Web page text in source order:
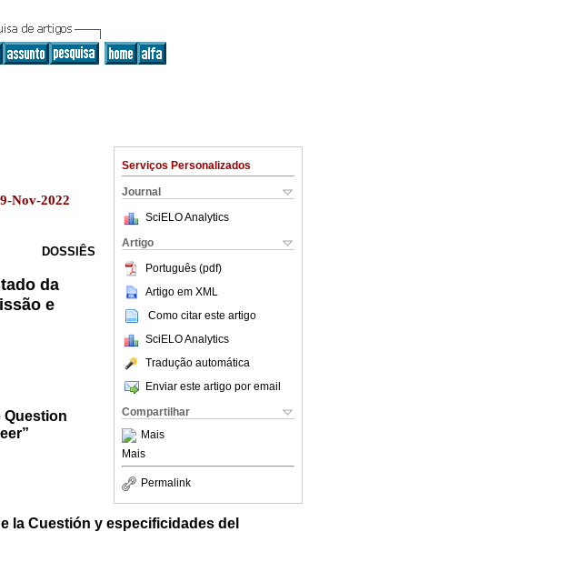
Serviços Personalizados
Journal
SciELO Analytics
Artigo
Português (pdf)
Artigo em XML
Como citar este artigo
SciELO Analytics
Tradução automática
Enviar este artigo por email
Compartilhar
Mais
Mais
Permalink
Nov-2022
DOSSIÊS
da
e
Question
la Cuestión y especificidades del